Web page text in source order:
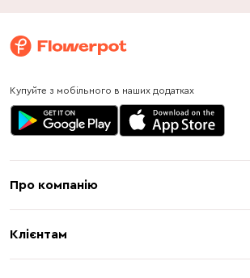
Купуйте з мобільного в наших додатках
Про компанію
Клієнтам